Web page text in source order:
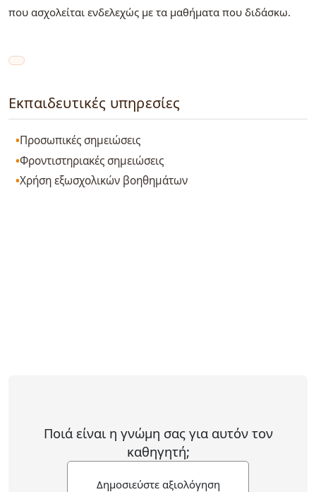
που ασχολείται ενδελεχώς με τα μαθήματα που διδάσκω.
Εκπαιδευτικές υπηρεσίες
Προσωπικές σημειώσεις
Φροντιστηριακές σημειώσεις
Χρήση εξωσχολικών βοηθημάτων
Ποιά είναι η γνώμη σας για αυτόν τον
καθηγητή;
Δημοσιεύστε αξιολόγηση